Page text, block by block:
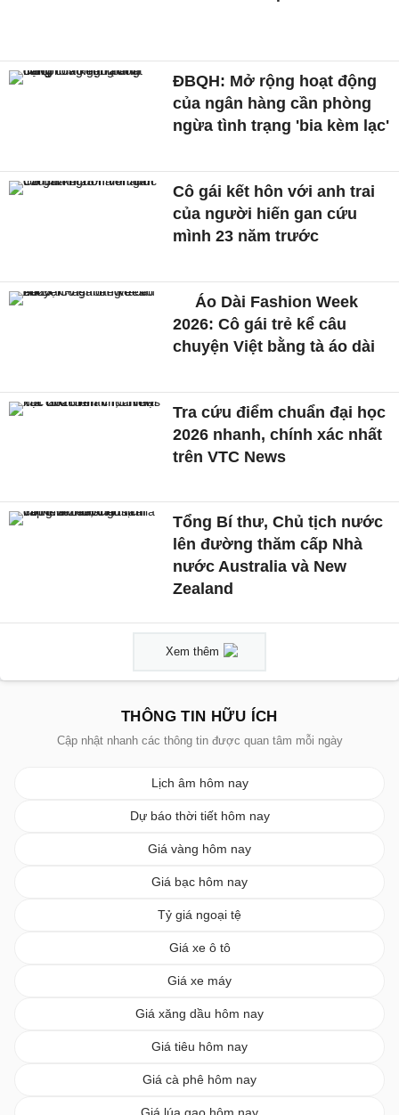
ĐBQH: Mở rộng hoạt động
của ngân hàng cần phòng
ngừa tình trạng 'bia kèm lạc'
Cô gái kết hôn với anh trai
của người hiến gan cứu
mình 23 năm trước
Áo Dài Fashion Week
2026: Cô gái trẻ kể câu
chuyện Việt bằng tà áo dài
Tra cứu điểm chuẩn đại học
2026 nhanh, chính xác nhất
trên VTC News
Tổng Bí thư, Chủ tịch nước
lên đường thăm cấp Nhà
nước Australia và New
Zealand
Xem thêm
THÔNG TIN HỮU ÍCH
Cập nhật nhanh các thông tin được quan tâm mỗi ngày
Lịch âm hôm nay
Dự báo thời tiết hôm nay
Giá vàng hôm nay
Giá bạc hôm nay
Tỷ giá ngoại tệ
Giá xe ô tô
Giá xe máy
Giá xăng dầu hôm nay
Giá tiêu hôm nay
Giá cà phê hôm nay